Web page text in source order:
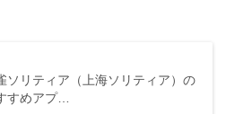
ソリティア（上海ソリティア）の
すめアプ…